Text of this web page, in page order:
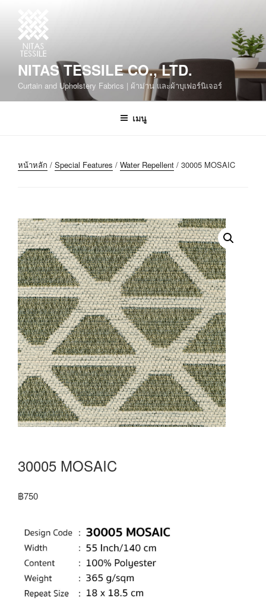
NITAS TESSILE CO., LTD.
Curtain and Upholstery Fabrics | ผ้าม่าน และผ้าบุเฟอร์นิเจอร์
เมนู
หน้าหลัก / Special Features / Water Repellent / 30005 MOSAIC
30005 MOSAIC
฿750